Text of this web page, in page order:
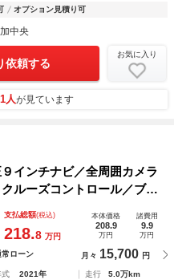
オプション見積り可
中央
依頼する
お気に入り
1人が見ています
ンチナビ／全周囲カメラ
ルーズコントロール／ブラ
ンサー／ウォークスルー／
Ｂｌｕｅｔｏｏｔｈ／ＥＴ
支払総額(税込)
218.8 万円
本体価格
208.9
万円
諸費用
9.9
万円
常ローン 月々 15,700 円
式 2021年 走行
5.0万km